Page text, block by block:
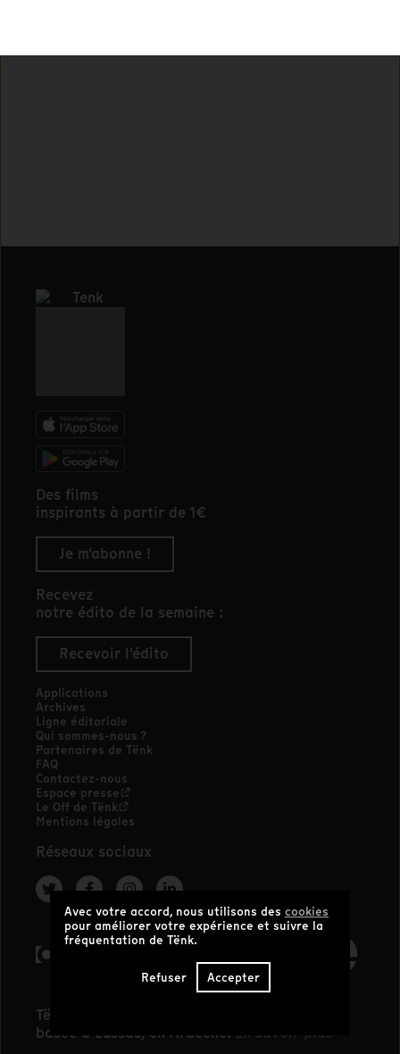
Avec votre accord, nous utilisons des cookies
pour améliorer votre expérience et suivre la
fréquentation de Tënk.
Refuser Accepter
Des films
inspirants à partir de 1€
Je m'abonne !
Recevez
notre édito de la semaine :
Recevoir l'édito
Applications
Archives
Ligne éditoriale
Qui sommes-nous ?
Partenaires de Tënk
FAQ
Contactez-nous
Espace presse
Le Off de Tënk
Mentions légales
Réseaux sociaux
Tënk est édité par la coopérative SCIC Tënk
basée à Lussas, en Ardèche. En savoir plus